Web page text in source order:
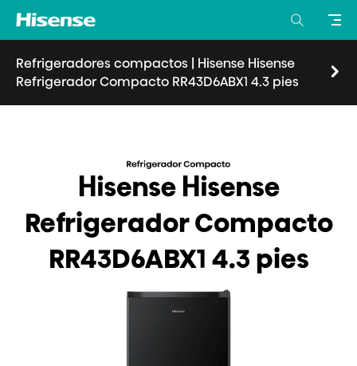
Refrigeradores compactos | Hisense Hisense
Refrigerador Compacto RR43D6ABX1 4.3 pies
Visión general
Donde comprarHisense Hisense
Refrigerador Compacto
RR43D6ABX1 4.3 pies